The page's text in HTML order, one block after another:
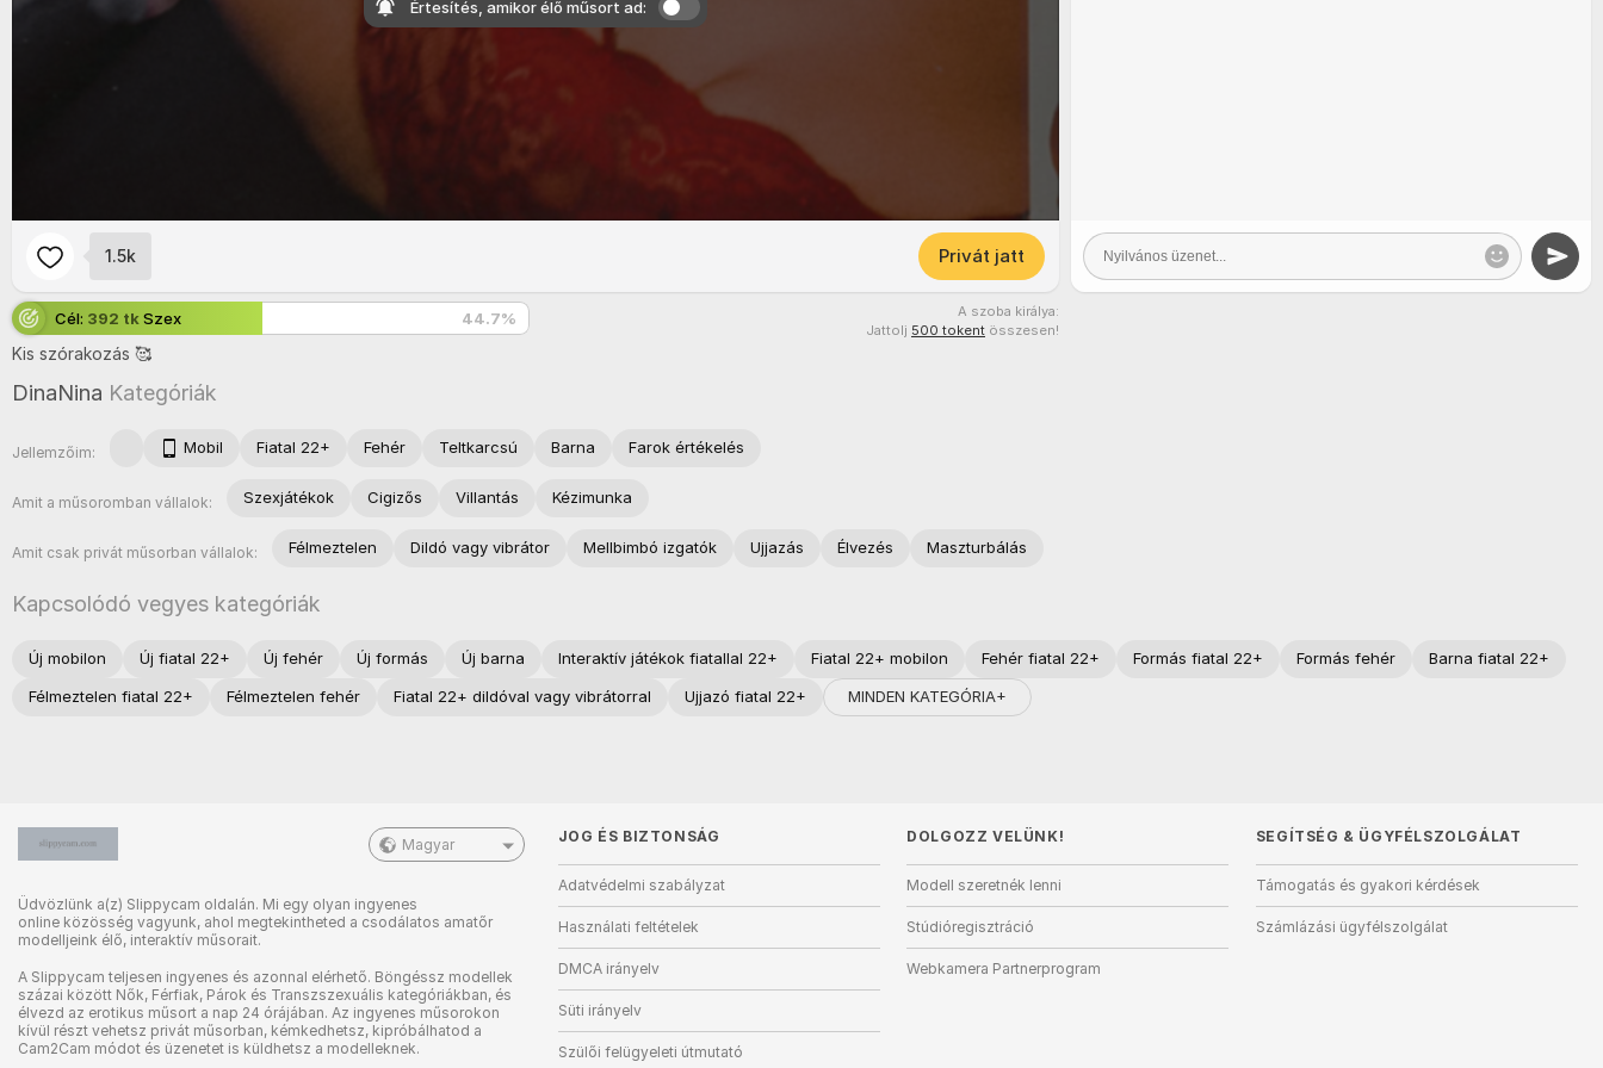
Értesítés, amikor élő műsort ad:
1.5k Privát jatt
Cél: 392 tk Szex 44.7%
Kis szórakozás 🥰
A szoba királya:
Jattolj 500 tokent összesen!
DinaNina Kategóriák
Jellemzőim: Mobil Fiatal 22+ Fehér Teltkarcsú Barna Farok értékelés
Amit a műsoromban vállalok: Szexjátékok Cigizős Villantás Kézimunka
Amit csak privát műsorban vállalok: Félmeztelen Dildó vagy vibrátor Mellbimbó izgatók Ujjazás Élvezés Maszturbálás
Kapcsolódó vegyes kategóriák
Új mobilon Új fiatal 22+ Új fehér Új formás Új barna Interaktív játékok fiatallal 22+ Fiatal 22+ mobilon Fehér fiatal 22+ Formás fiatal 22+ Formás fehér
Barna fiatal 22+
Félmeztelen fiatal 22+
Félmeztelen fehér Fiatal 22+ dildóval vagy vibrátorral Ujjazó fiatal 22+ MINDEN KATEGÓRIA+
Magyar
Üdvözlünk a(z) Slippycam oldalán. Mi egy olyan ingyenes
online közösség vagyunk, ahol megtekintheted a csodálatos amatőr
modelljeink élő, interaktív műsorait.
A Slippycam teljesen ingyenes és azonnal elérhető. Böngéssz modellek
százai között Nők, Férfiak, Párok és Transzszexuális kategóriákban, és
élvezd az erotikus műsort a nap 24 órájában. Az ingyenes műsorokon
kívül részt vehetsz privát műsorban, kémkedhetsz, kipróbálhatod a
Cam2Cam módot és üzenetet is küldhetsz a modelleknek.
JOG ÉS BIZTONSÁG
Adatvédelmi szabályzat
Használati feltételek
DMCA irányelv
Süti irányelv
Szülői felügyeleti útmutató
DOLGOZZ VELÜNK!
Modell szeretnék lenni
Stúdióregisztráció
Webkamera Partnerprogram
SEGÍTSÉG & ÜGYFÉLSZOLGÁLAT
Támogatás és gyakori kérdések
Számlázási ügyfélszolgálat